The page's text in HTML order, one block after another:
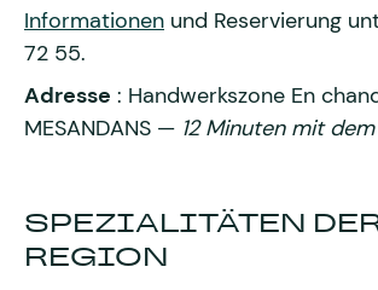
Informationen und Reservierung
72 55.
Adresse : Handwerkszone En
MESANDANS — 12 Minuten mit
SPEZIALITÄTEN
REGION